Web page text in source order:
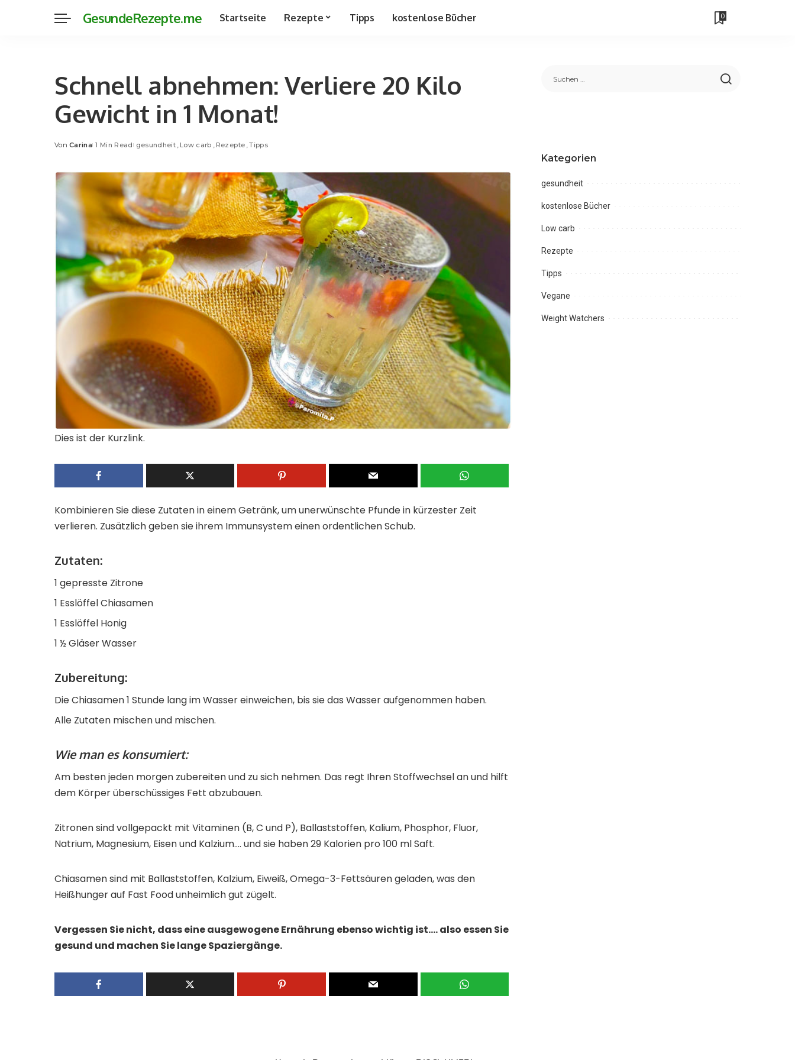
GesundeRezepte.me Startseite Rezepte Tipps kostenlose Bücher 0
Schnell abnehmen: Verliere 20 Kilo
Gewicht in 1 Monat!
Posted
Von Carina 1 Min Read gesundheit Low carb Rezepte Tipps
Dies ist der Kurzlink.
Kombinieren Sie diese Zutaten in einem Getränk, um unerwünschte Pfunde in kürzester Zeit
verlieren. Zusätzlich geben sie ihrem Immunsystem einen ordentlichen Schub.
Zutaten:
1 gepresste Zitrone
1 Esslöffel Chiasamen
1 Esslöffel Honig
1 ½ Gläser Wasser
Zubereitung:
Die Chiasamen 1 Stunde lang im Wasser einweichen, bis sie das Wasser aufgenommen haben.
Alle Zutaten mischen und mischen.
Wie man es konsumiert:
Am besten jeden morgen zubereiten und zu sich nehmen. Das regt Ihren Stoffwechsel an und hilft
dem Körper überschüssiges Fett abzubauen.
Zitronen sind vollgepackt mit Vitaminen (B, C und P), Ballaststoffen, Kalium, Phosphor, Fluor,
Natrium, Magnesium, Eisen und Kalzium…. und sie haben 29 Kalorien pro 100 ml Saft.
Chiasamen sind mit Ballaststoffen, Kalzium, Eiweiß, Omega-3-Fettsäuren geladen, was den
Heißhunger auf Fast Food unheimlich gut zügelt.
Vergessen Sie nicht, dass eine ausgewogene Ernährung ebenso wichtig ist…. also essen Sie
gesund und machen Sie lange Spaziergänge.
Kategorien
gesundheit
kostenlose Bücher
Low carb
Rezepte
Tipps
Vegane
Weight Watchers